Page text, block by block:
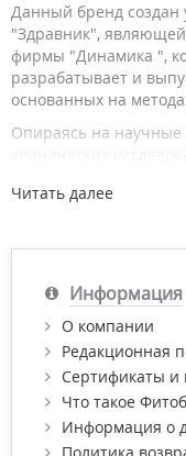
Данный бренд
"Здравник",
фирмы "Динамика ",
разрабатывает и
основанных на
Опираясь на научные
приборы,
разработан
состояние при
пазух.
Уникальный состав
средства позволяет
по основным
составу плазме
практического
Читать далее
Информация
О компании
Редакционная
Сертификаты и
Что такое
Информация о